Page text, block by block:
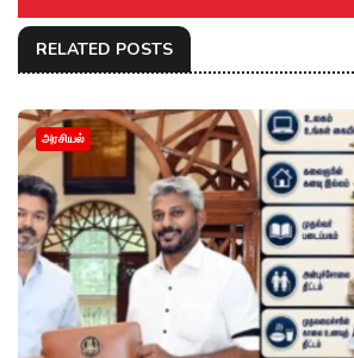
RELATED POSTS
அரசியல்